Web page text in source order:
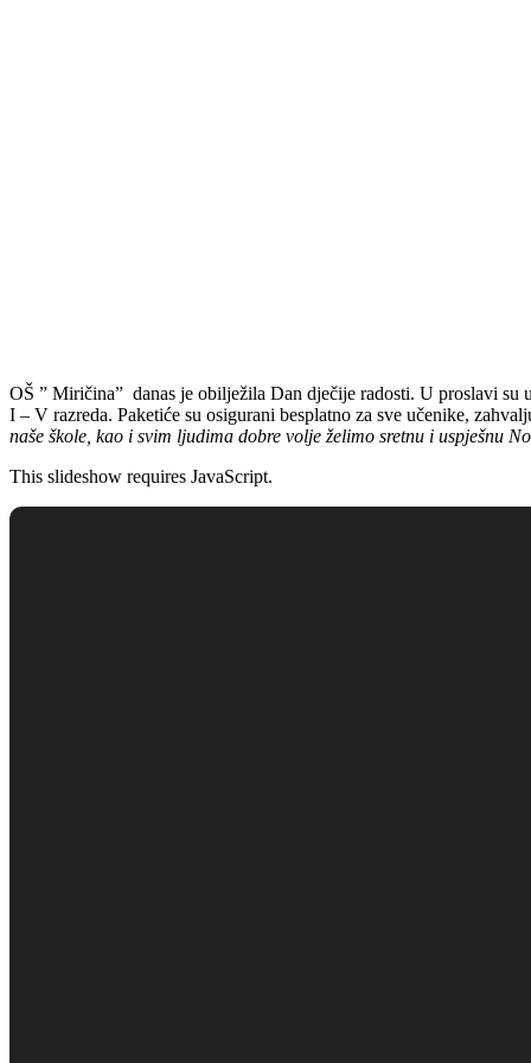
OŠ ” Miričina” danas je obilježila Dan dječije radosti. U proslavi su
I – V razreda. Paketiće su osigurani besplatno za sve učenike,
naše škole, kao i svim ljudima dobre volje želimo sretnu i uspješnu
This slideshow requires JavaScript.